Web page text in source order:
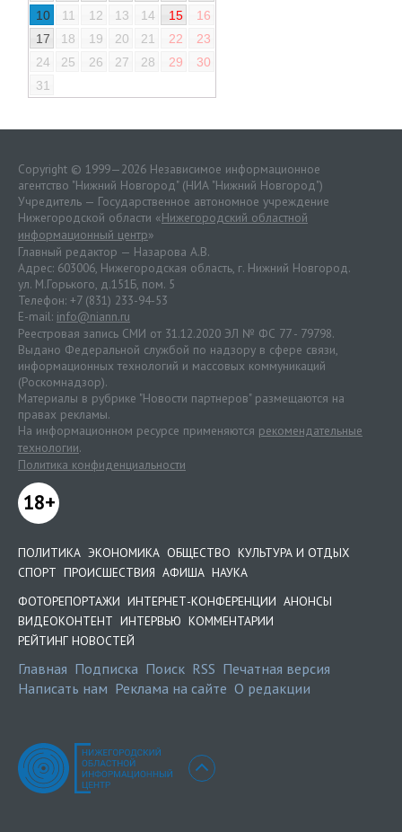
10
11 12 13 14 15
16
17
18 19 20 21 22
23
24
25 26 27 28 29
30
31
Copyright © 1999—2026 Независимое информационное
агентство "Нижний Новгород" (НИА "Нижний Новгород")
Учредитель — Государственное автономное учреждение
Нижегородской области «Нижегородский областной
информационный центр»
Главный редактор — Назарова А.В.
Адрес: 603006, Нижегородская область, г. Нижний Новгород.
ул. М.Горького, д.151Б, пом. 5
Телефон: +7 (831) 233-94-53
E-mail: info@niann.ru
Реестровая запись СМИ от 31.12.2020 ЭЛ № ФС 77 - 79798.
Выдано Федеральной службой по надзору в сфере связи,
информационных технологий и массовых коммуникаций
(Роскомнадзор).
Материалы в рубрике "Новости партнеров" размещаются на
правах рекламы.
На информационном ресурсе применяются рекомендательные
технологии.
Политика конфиденциальности
18+
ПОЛИТИКА ЭКОНОМИКА ОБЩЕСТВО КУЛЬТУРА И ОТДЫХ
СПОРТ ПРОИСШЕСТВИЯ АФИША НАУКА
ФОТОРЕПОРТАЖИ ИНТЕРНЕТ-КОНФЕРЕНЦИИ АНОНСЫ
ВИДЕОКОНТЕНТ ИНТЕРВЬЮ КОММЕНТАРИИ
РЕЙТИНГ НОВОСТЕЙ
Главная Подписка Поиск RSS Печатная версия
Написать нам Реклама на сайте О редакции